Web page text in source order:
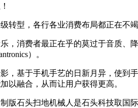
型，各行各业消费布局都正在不竭
消费者最正在乎的莫过于音质、降
）。
基于手机手艺的日新月异，使到手
以融合，从而让用户获得更高。
石头扫地机械人是石头科技取国际